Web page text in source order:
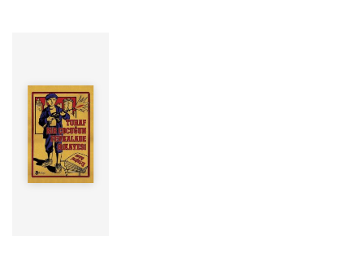
Yazar:
Seslendiren:
Yayınevi:
Storyside
Süre: 4Saat